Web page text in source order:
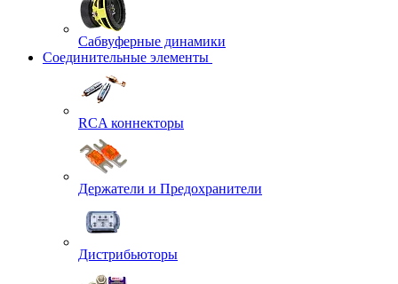
Сабвуферные динамики
Соединительные элементы
RCA коннекторы
Держатели и Предохранители
Дистрибьюторы